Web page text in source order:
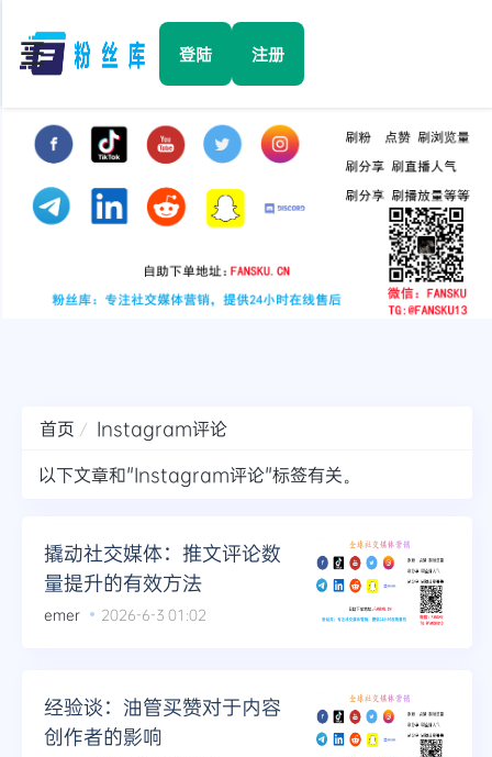
☰ 登陆 注册
Facebook
TikTok
YouTube
Telegram
更多
首页
Instagram评论
以下文章和"Instagram评论"标签有关。
撬动社交媒体：推文评论数
量提升的有效方法
emer 2026-6-3 01:02
经验谈：油管买赞对于内容
创作者的影响